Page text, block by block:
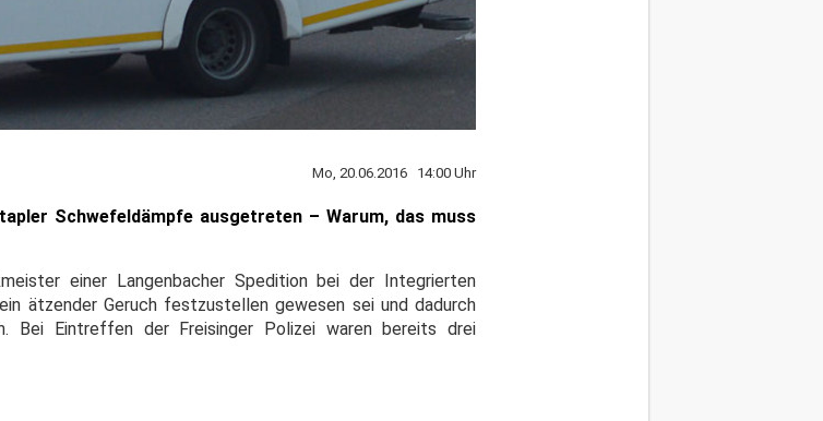
Mo, 20.06.2016 14:00 Uhr
Schwefeldämpfe ausgetreten – Warum, das muss
einer Langenbacher Spedition bei der Integrierten
ätzender Geruch festzustellen gewesen sei und dadurch
Bei Eintreffen der Freisinger Polizei waren bereits drei